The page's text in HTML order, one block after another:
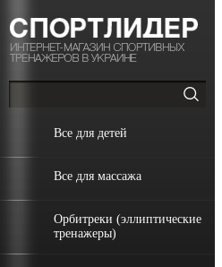
Все для детей
Все для массажа
Орбитреки (эллиптические
тренажеры)